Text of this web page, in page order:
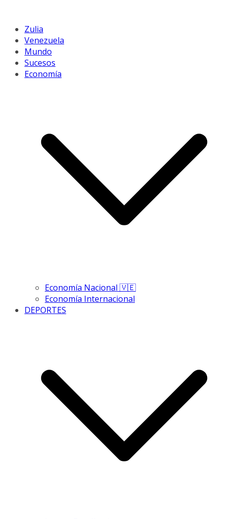
Zulia
Venezuela
Mundo
Sucesos
Economía
Economía Nacional 🇻🇪
Economía Internacional
DEPORTES